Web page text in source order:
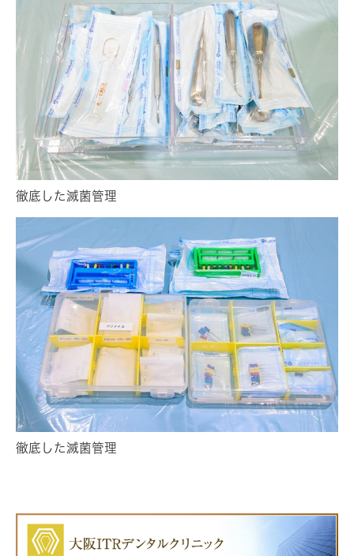
徹底した滅菌管理
徹底した滅菌管理